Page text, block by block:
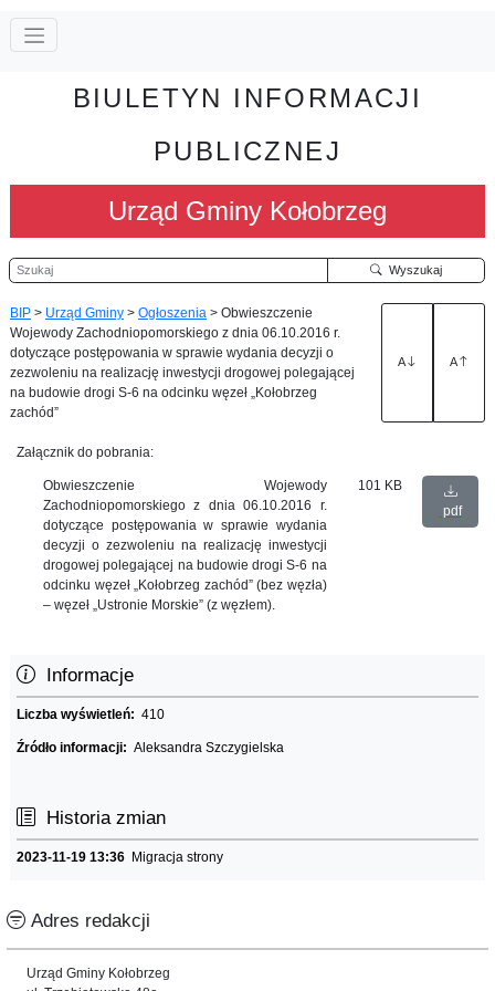
BIULETYN INFORMACJI
PUBLICZNEJ
Urząd Gminy Kołobrzeg
Szukaj Wyszukaj
BIP > Urząd Gminy > Ogłoszenia > Obwieszczenie
Wojewody Zachodniopomorskiego z dnia 06.10.2016 r.
dotyczące postępowania w sprawie wydania decyzji o
zezwoleniu na realizację inwestycji drogowej polegającej
na budowie drogi S-6 na odcinku węzeł „Kołobrzeg
zachód”
A A
Załącznik do pobrania:
Obwieszczenie Wojewody
Zachodniopomorskiego z dnia 06.10.2016 r.
dotyczące postępowania w sprawie wydania
decyzji o zezwoleniu na realizację inwestycji
drogowej polegającej na budowie drogi S-6 na
odcinku węzeł „Kołobrzeg zachód” (bez węzła)
– węzeł „Ustronie Morskie” (z węzłem).
101 KB
pdf
Informacje
Liczba wyświetleń: 410
Źródło informacji: Aleksandra Szczygielska
Historia zmian
2023-11-19 13:36 Migracja strony
Adres redakcji
Urząd Gminy Kołobrzeg